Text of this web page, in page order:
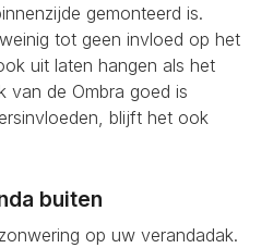
gemonteerd is.
tot geen invloed op het
uit laten hangen als het
van de Ombra goed is
blijft het ook
buiten
op uw verandadak.